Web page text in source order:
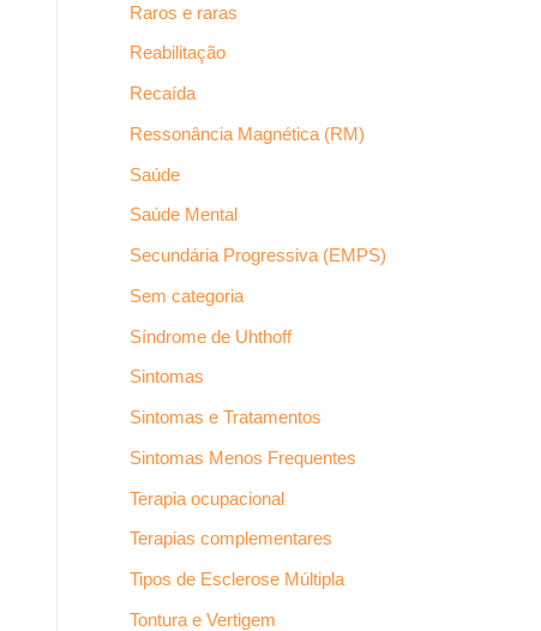
Raros e raras
Reabilitação
Recaída
Ressonância Magnética (RM)
Saúde
Saúde Mental
Secundária Progressiva (EMPS)
Sem categoria
Síndrome de Uhthoff
Sintomas
Sintomas e Tratamentos
Sintomas Menos Frequentes
Terapia ocupacional
Terapias complementares
Tipos de Esclerose Múltipla
Tontura e Vertigem